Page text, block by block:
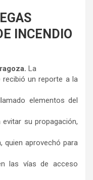
INCENDIO
La
recibió un reporte a la
elementos del
su propagación,
quien aprovechó para
las vías de acceso